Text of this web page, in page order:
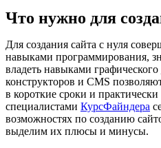
Что нужно для
Для создания сайта с нуля
навыками программирования,
владеть навыками
конструкторов и CMS
в короткие сроки и
специалистами КурсФайндера
возможностях по созданию
выделим их плюсы и минусы.